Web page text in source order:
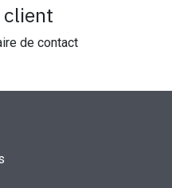
client
de contact